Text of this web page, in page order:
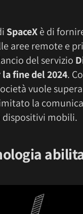
SpaceXè di
aree remote e
del servizio
la fine del 2024.
vuole
la
mobili.